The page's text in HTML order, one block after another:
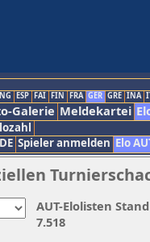
ESP FAI FIN FRA GER GRE INA
Galerie Meldekartei
Spieler anmelden Elo
AUT-Elolisten
7.518